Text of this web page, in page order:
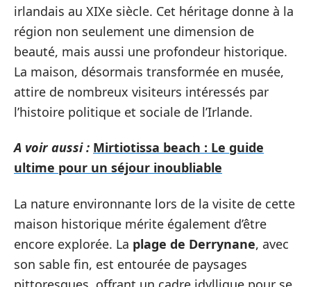
irlandais au XIXe siècle. Cet héritage donne à la
région non seulement une dimension de
beauté, mais aussi une profondeur historique.
La maison, désormais transformée en musée,
attire de nombreux visiteurs intéressés par
l’histoire politique et sociale de l’Irlande.
A voir aussi : Mirtiotissa beach : Le guide
ultime pour un séjour inoubliable
La nature environnante lors de la visite de cette
maison historique mérite également d’être
encore explorée. La plage de Derrynane, avec
son sable fin, est entourée de paysages